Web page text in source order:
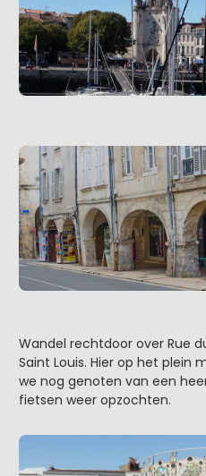
Wandel rechtdoor over Rue
Saint Louis. Hier op het plein
we nog genoten van een
fietsen weer opzochten.